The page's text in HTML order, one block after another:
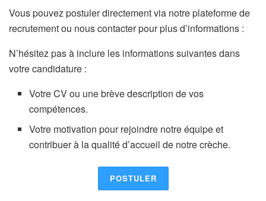
Vous pouvez postuler directement via notre plateforme de
recrutement ou nous contacter pour plus d’informations :
N’hésitez pas à inclure les informations suivantes dans
votre candidature :
Votre CV ou une brève description de vos
compétences.
Votre motivation pour rejoindre notre équipe et
contribuer à la qualité d’accueil de notre crèche.
POSTULER